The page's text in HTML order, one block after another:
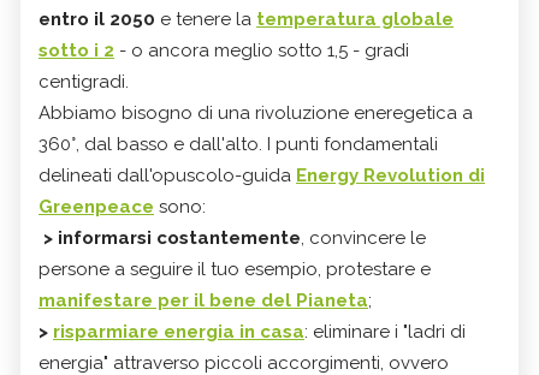
entro il 2050 e tenere la temperatura globale
sotto i 2 - o ancora meglio sotto 1,5 - gradi
centigradi.
Abbiamo bisogno di una rivoluzione eneregetica a
360°, dal basso e dall'alto. I punti fondamentali
delineati dall'opuscolo-guida Energy Revolution di
Greenpeace sono:
> informarsi costantemente, convincere le
persone a seguire il tuo esempio, protestare e
manifestare per il bene del Pianeta;
> risparmiare energia in casa: eliminare i "ladri di
energia" attraverso piccoli accorgimenti, ovvero